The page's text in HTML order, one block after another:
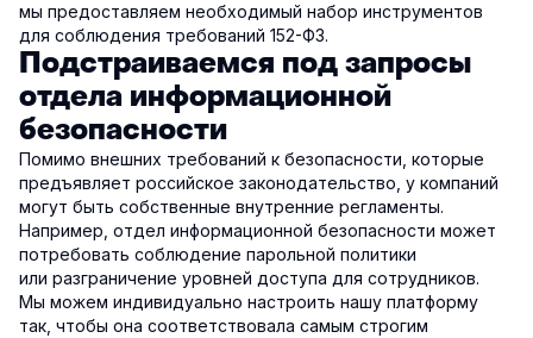
мы предоставляем необходимый набор инструментов
для соблюдения требований 152-ФЗ.
Подстраиваемся под запросы
отдела информационной
безопасности
Помимо внешних требований к безопасности, которые
предъявляет российское законодательство, у компаний
могут быть собственные внутренние регламенты.
Например, отдел информационной безопасности может
потребовать соблюдение парольной политики
или разграничение уровней доступа для сотрудников.
Мы можем индивидуально настроить нашу платформу
так, чтобы она соответствовала самым строгим